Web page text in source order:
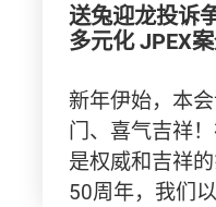
送兔迎龙投诉争议升 十大
多元化
新年伊始，本
门、喜气吉祥
是权威和吉祥
50周年，我们